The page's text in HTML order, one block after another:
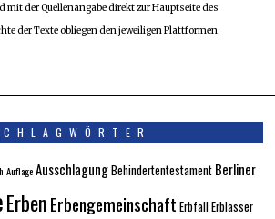
der Quellenangabe direkt zur Hauptseite des
der Texte obliegen den jeweiligen Plattformen.
AuflageAusschlagungBehindertentestament Berliner
ErbenErbengemeinschaft ErbfallErblasser